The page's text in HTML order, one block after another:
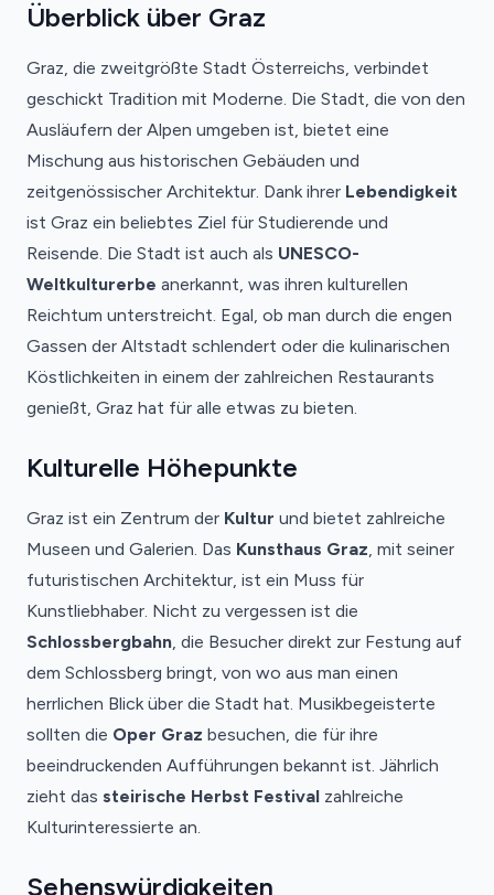
Überblick über Graz
Graz, die zweitgrößte Stadt Österreichs, verbindet
geschickt Tradition mit Moderne. Die Stadt, die von den
Ausläufern der Alpen umgeben ist, bietet eine
Mischung aus historischen Gebäuden und
zeitgenössischer Architektur. Dank ihrer Lebendigkeit
ist Graz ein beliebtes Ziel für Studierende und
Reisende. Die Stadt ist auch als UNESCO-
Weltkulturerbe anerkannt, was ihren kulturellen
Reichtum unterstreicht. Egal, ob man durch die engen
Gassen der Altstadt schlendert oder die kulinarischen
Köstlichkeiten in einem der zahlreichen Restaurants
genießt, Graz hat für alle etwas zu bieten.
Kulturelle Höhepunkte
Graz ist ein Zentrum der Kultur und bietet zahlreiche
Museen und Galerien. Das Kunsthaus Graz, mit seiner
futuristischen Architektur, ist ein Muss für
Kunstliebhaber. Nicht zu vergessen ist die
Schlossbergbahn, die Besucher direkt zur Festung auf
dem Schlossberg bringt, von wo aus man einen
herrlichen Blick über die Stadt hat. Musikbegeisterte
sollten die Oper Graz besuchen, die für ihre
beeindruckenden Aufführungen bekannt ist. Jährlich
zieht das steirische Herbst Festival zahlreiche
Kulturinteressierte an.
Sehenswürdigkeiten